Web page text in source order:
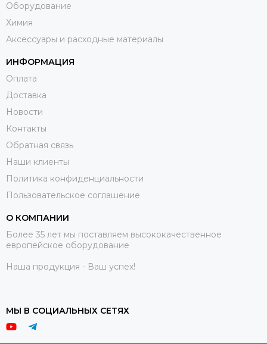
Оборудование
Химия
Аксессуары и расходные материалы
ИНФОРМАЦИЯ
Оплата
Доставка
Новости
Контакты
Обратная связь
Наши клиенты
Политика конфиденциальности
Пользовательское соглашение
О КОМПАНИИ
Более 35 лет мы поставляем высококачественное
европейское оборудование
Наша продукция - Ваш успех!
МЫ В СОЦИАЛЬНЫХ СЕТЯХ